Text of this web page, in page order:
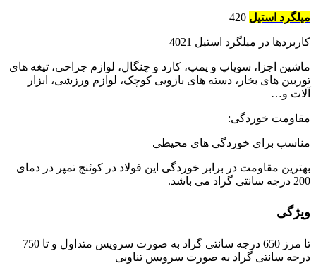
میلگرد استیل
کاربردها در میلگرد استیل 4021
ماشین اجزا، سوپاپ و پمپ، کارد و چنگال، لوازم جراحی، تیغه های
توربین های بخار، دسته های بازویی کوچک، لوازم ورزشی، ابزار
آلات و…
مقاومت خوردگی:
مناسب برای خوردگی های محیطی
بهترین مقاومت در برابر خوردگی این فولاد در کوئنچ تمپر در دمای
200 درجه سانتی گراد می باشد.
ویژگی
تا مرز 650 درجه سانتی گراد به صورت سرویس متداول و تا 750
درجه سانتی گراد به صورت سرویس تناوبی